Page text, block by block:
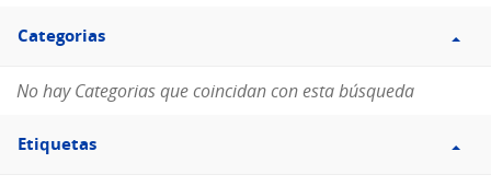
Filtro
Categorias
Categorias
No hay Categorias que coincidan con esta búsqueda
Filtro
Etiquetas
Etiquetas